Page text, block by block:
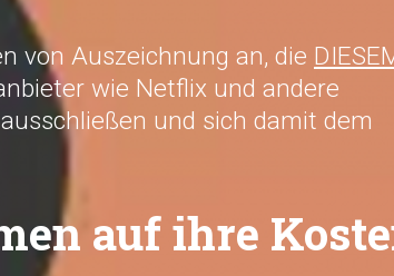
von Auszeichnung an, die
wie Netflix und andere
und sich damit dem
auf ihre